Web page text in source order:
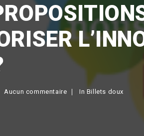
Aucun commentaire In Billets doux